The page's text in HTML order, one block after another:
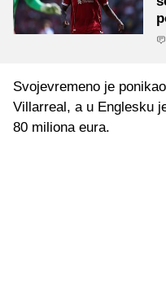
Svojevremeno je
Villarreal, a u Englesku
80 miliona eura.